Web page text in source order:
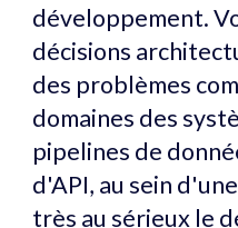
développement.
décisions
des problèmes
domaines des
pipelines de
d'API, au sein
très au sérieux le